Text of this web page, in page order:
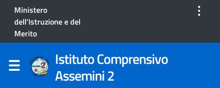
Ministero
dell'Istruzione e del
Merito
⋮
Istituto Comprensivo
Assemini 2